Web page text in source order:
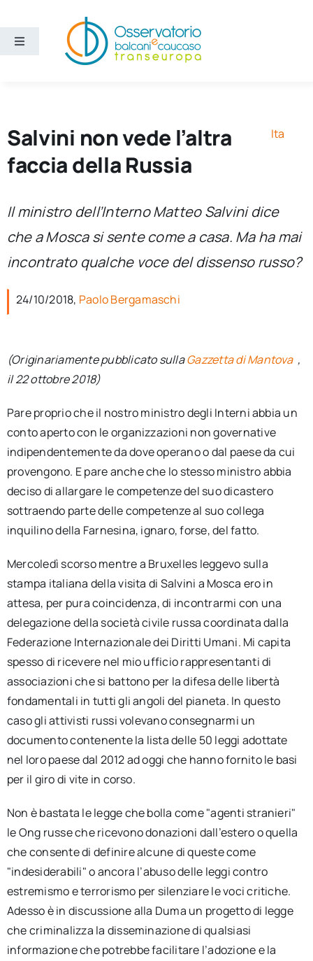
contenuto
Toggle
Ricerca e divulgazione
Sezioni
Chi siamo
Cerca
Newsletter
Salvini non vede l’altra
faccia della Russia
Ita
Il ministro dell’Interno Matteo Salvini dice
che a Mosca si sente come a casa. Ma ha mai
incontrato qualche voce del dissenso russo?
24/10/2018, Paolo Bergamaschi
(Originariamente pubblicato sullaGazzetta di Mantova ,
il 22 ottobre 2018)
Pare proprio che il nostro ministro degli Interni abbia un
conto aperto con le organizzazioni non governative
indipendentemente da dove operano o dal paese da cui
provengono. E pare anche che lo stesso ministro abbia
deciso di allargare le competenze del suo dicastero
sottraendo parte delle competenze al suo collega
inquilino della Farnesina, ignaro, forse, del fatto.
Mercoledì scorso mentre a Bruxelles leggevo sulla
stampa italiana della visita di Salvini a Mosca ero in
attesa, per pura coincidenza, di incontrarmi con una
delegazione della società civile russa coordinata dalla
Federazione Internazionale dei Diritti Umani. Mi capita
spesso di ricevere nel mio ufficio rappresentanti di
associazioni che si battono per la difesa delle libertà
fondamentali in tutti gli angoli del pianeta. In questo
caso gli attivisti russi volevano consegnarmi un
documento contenente la lista delle 50 leggi adottate
nel loro paese dal 2012 ad oggi che hanno fornito le basi
per il giro di vite in corso.
Non è bastata le legge che bolla come "agenti stranieri"
le Ong russe che ricevono donazioni dall’estero o quella
che consente di definire alcune di queste come
"indesiderabili" o ancora l’abuso delle leggi contro
estremismo e terrorismo per silenziare le voci critiche.
Adesso è in discussione alla Duma un progetto di legge
che criminalizza la disseminazione di qualsiasi
informazione che potrebbe facilitare l’adozione e la